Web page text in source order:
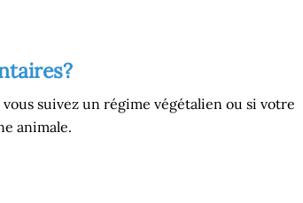
suivez un régime végétalien ou si votre
animale.